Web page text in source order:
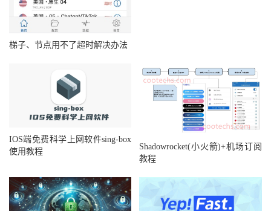
梯子、节点用不了超时解决办法
IOS端免费科学上网软件sing-box
使用教程
Shadowrocket(小火箭)+机场订阅
教程